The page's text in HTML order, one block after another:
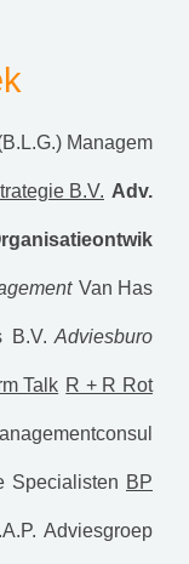
Managem
B.V. Adv.
Van Has
B.V. Adviesburo
Talk R + R Rot
Specialisten BP
Adviesgroep